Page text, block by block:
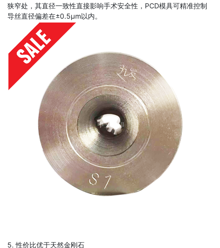
狭窄处，其直径一致性直接影响手术安全性，PCD模具可精准控制
导丝直径偏差在±0.5μm以内。
5. 性价比优于天然金刚石